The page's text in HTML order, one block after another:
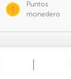
Puntos
monedero